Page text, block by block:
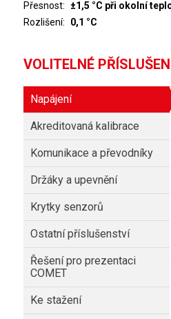
Přesnost
±1,5 °C při okolní
Rozlišení
0,1 °C
VOLITELNÉ
Napájení
Akreditovaná kalibrace
Komunikace a převodníky
Držáky a upevnění
Krytky senzorů
Ostatní příslušenství
Řešení pro prezentaci
COMET
Ke stažení